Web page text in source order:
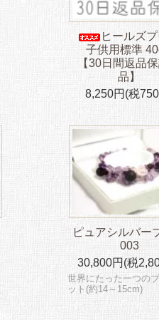
ヒールズプ
子供用標準
【30日間返品
品】
8,250円(税
ピュアシルバー
003
30,800円(税
世界にたった一つの
ット(約14～15cm)